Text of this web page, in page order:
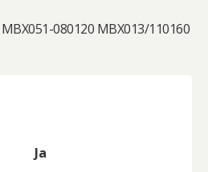
080120 MBX013/110160
Ja